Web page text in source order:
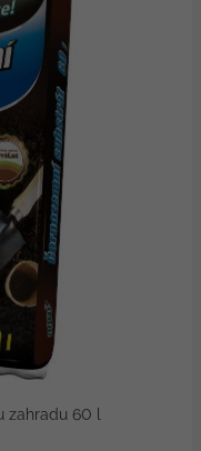
zahradu 60 l